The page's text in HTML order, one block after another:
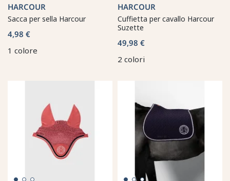
HARCOUR
Sacca per sella Harcour
4,98 €
1 colore
HARCOUR
Cuffietta per cavallo Harcour
Suzette
49,98 €
2 colori